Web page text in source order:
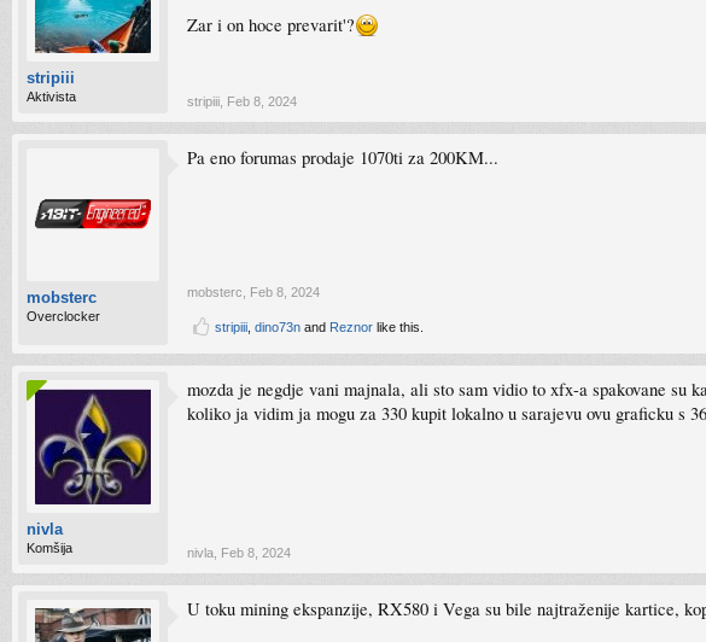
stripiii
Aktivista
Zar i on hoce prevarit'?
stripiii Feb 8, 2024
mobsterc
Overclocker
Pa eno forumas prodaje 1070ti za 200KM...
mobsterc Feb 8, 2024
stripiii dino73n and Reznor like this.
nivla
Komšija
mozda je negdje vani majnala, ali sto sam vidio to xfx-a spakovane su
koliko ja vidim ja mogu za 330 kupit lokalno u sarajevu ovu graficku s
nivla Feb 8, 2024
U toku mining ekspanzije, RX580 i Vega su bile najtraženije kartice,